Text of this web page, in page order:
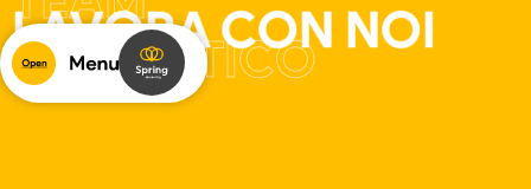
LAVORA CON NOI
FANTASTICO